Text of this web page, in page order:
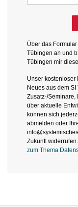
Über das
Tübingen an und
Tübingen mir
Unser kostenloser
Neues aus dem SI
Zusatz-/Seminare,
über aktuelle
können sich
abmelden oder
Zukunft widerrufen.
zum Thema